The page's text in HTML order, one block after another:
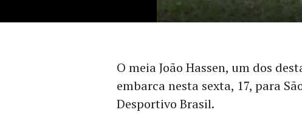
O meia João Hassen, um dos
embarca nesta sexta, 17, para
Desportivo Brasil.